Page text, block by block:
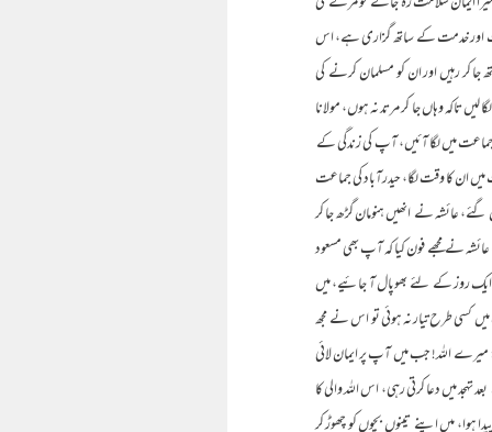
اور خدمت کے ساتھ گزاری ہے، اس
جا کر رہیں اور ان کو مسلمان کرنے کی
وہاں جا کر مرتد نہ ہوں، مولانا
میں لگا آئیں، آپ کی زندگی کے
ان کا وقت لگا، حیدرآباد کی جماعت
عائشہ نے انھیں ہنومان گڑھ جا کر
نے مجھے فون کیا کہ آپ بھی مسعود
روز کے لئے بھوپال آ جائیے، میں
کسی طرح تیار نہ ہوئی تو اس نے مجھ
میرے اللہ! جب میں آپ پر ایمان لائی
میں دعا کرتی رہی، اس اللہ والی کا
میں اپنے تینوں بچوں کو چھوڑ کر